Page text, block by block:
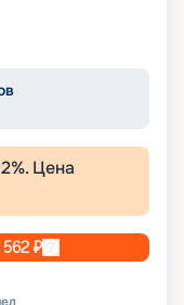
%. Цена
562 ₽